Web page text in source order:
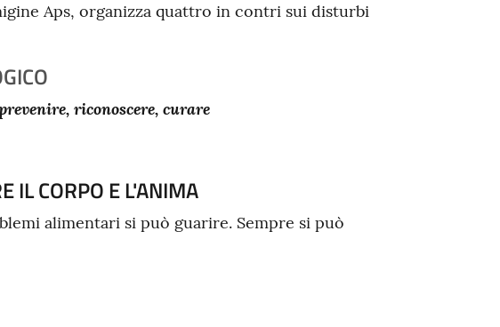
Aps, organizza quattro in contri sui disturbi
riconoscere, curare
IL CORPO E L'ANIMA
alimentari si può guarire. Sempre si può